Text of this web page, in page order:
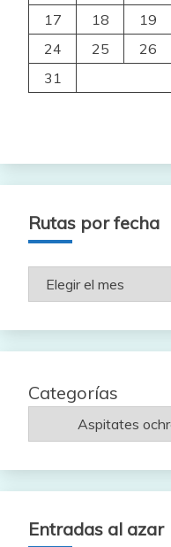
17
18 19
24
25 26
31
Rutas por fecha
Rutas
Categorías
Entradas al azar